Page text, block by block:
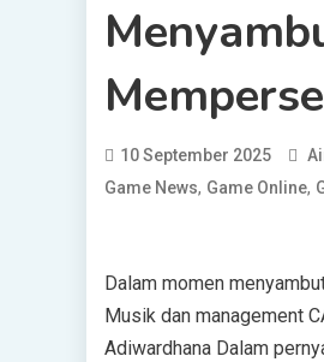
10 September 2025
Game News, Game Online,
Dalam momen
Musik dan management
Adiwardhana Dalam